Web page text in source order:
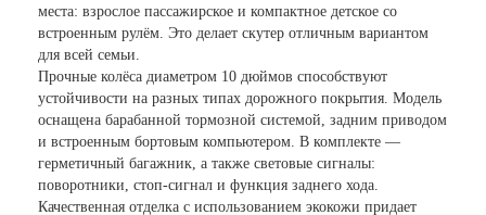
места: взрослое пассажирское и компактное детское со
встроенным рулём. Это делает скутер отличным вариантом
для всей семьи.
Прочные колёса диаметром 10 дюймов способствуют
устойчивости на разных типах дорожного покрытия. Модель
оснащена барабанной тормозной системой, задним приводом
и встроенным бортовым компьютером. В комплекте —
герметичный багажник, а также световые сигналы:
поворотники, стоп-сигнал и функция заднего хода.
Качественная отделка с использованием экокожи придает